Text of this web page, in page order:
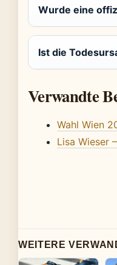
Wurde eine
Ist die
Verwandte
Wahl Wien
Lisa Wieser
WEITERE